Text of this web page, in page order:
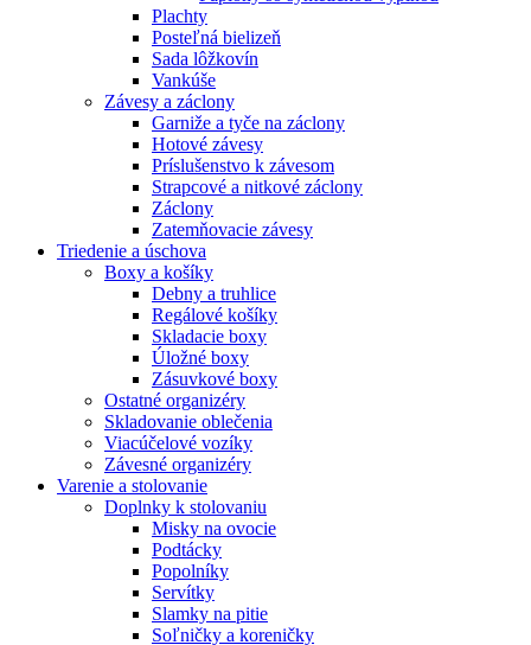
Plachty
Posteľná bielizeň
Sada lôžkovín
Vankúše
Závesy a záclony
Garniže a tyče na záclony
Hotové závesy
Príslušenstvo k závesom
Strapcové a nitkové záclony
Záclony
Zatemňovacie závesy
Triedenie a úschova
Boxy a košíky
Debny a truhlice
Regálové košíky
Skladacie boxy
Úložné boxy
Zásuvkové boxy
Ostatné organizéry
Skladovanie oblečenia
Viacúčelové vozíky
Závesné organizéry
Varenie a stolovanie
Doplnky k stolovaniu
Misky na ovocie
Podtácky
Popolníky
Servítky
Slamky na pitie
Soľničky a koreničky